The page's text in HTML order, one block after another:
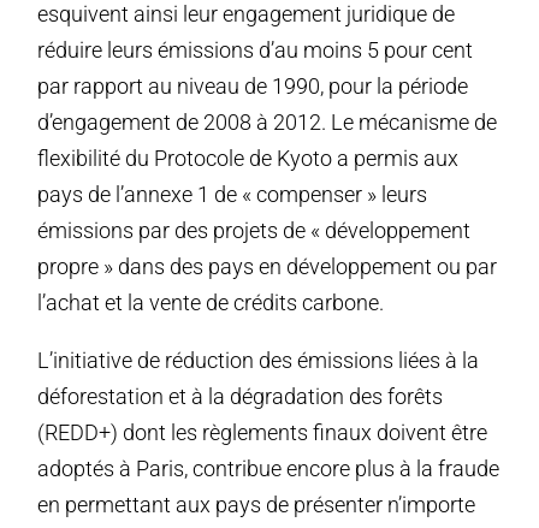
esquivent ainsi leur engagement juridique de
réduire leurs émissions d’au moins 5 pour cent
par rapport au niveau de 1990, pour la période
d’engagement de 2008 à 2012. Le mécanisme de
flexibilité du Protocole de Kyoto a permis aux
pays de l’annexe 1 de « compenser » leurs
émissions par des projets de « développement
propre » dans des pays en développement ou par
l’achat et la vente de crédits carbone.
L’initiative de réduction des émissions liées à la
déforestation et à la dégradation des forêts
(REDD+) dont les règlements finaux doivent être
adoptés à Paris, contribue encore plus à la fraude
en permettant aux pays de présenter n’importe